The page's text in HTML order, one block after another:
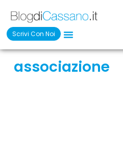
Scrivi Con Noi
associazione